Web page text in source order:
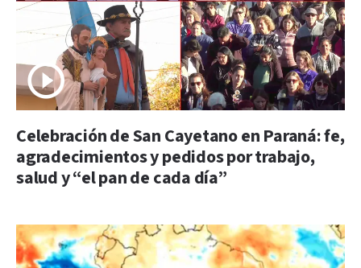
Celebración de San Cayetano en Paraná: fe,
agradecimientos y pedidos por trabajo,
salud y “el pan de cada día”